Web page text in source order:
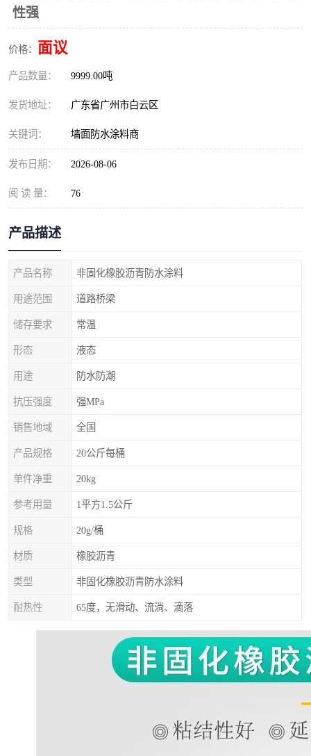
性强
价格： 面议
产品数量： 9999.00吨
发货地址： 广东省广州市白云区
关键词： 墙面防水涂料商
发布日期： 2026-08-06
阅 读 量： 76
产品描述
产品名称 非固化橡胶沥青防水涂料
用途范围 道路桥梁
储存要求 常温
形态 液态
用途 防水防潮
抗压强度 强MPa
销售地域 全国
产品规格 20公斤每桶
单件净重 20kg
参考用量 1平方1.5公斤
规格 20g/桶
材质 橡胶沥青
类型 非固化橡胶沥青防水涂料
耐热性 65度，无滑动、流淌、滴落